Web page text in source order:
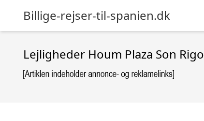
Billige-rejser-til-spanien.dk
Lejligheder Houm Plaza Son Rigo